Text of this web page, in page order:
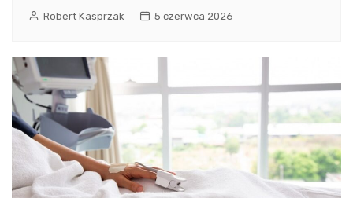
Robert Kasprzak 5 czerwca 2026